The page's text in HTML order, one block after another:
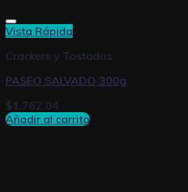
Vista Rápida
Crackers y Tostadas
PASEO SALVADO 300g
$1.762,04
Añadir al carrito